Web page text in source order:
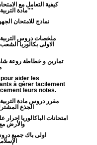
كيفية التعامل مع
"مادة التربية الإسلامية"
نمادج للامتحان
ملخصات دروس التربية
الاولى بكالوريا
تمارين و خطاطة روعة
aider les
à gérer facilement
leurs notes.
مقرر دروس مادة التربية
الجذع
امتحانات الباكالوريا احرار
والأرض
اولى باك جميع